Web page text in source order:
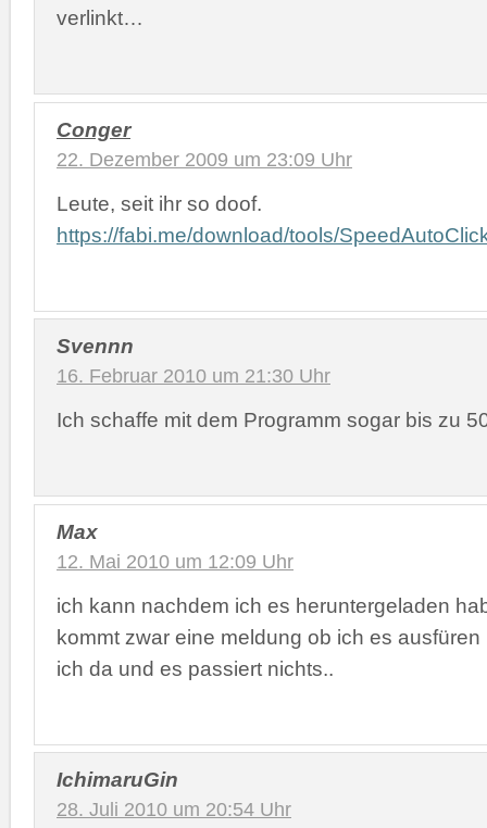
verlinkt…
Conger
22. Dezember 2009 um 23:09 Uhr
Leute, seit ihr so doof.
https://fabi.me/download/tools/
Svennn
16. Februar 2010 um 21:30 Uhr
Ich schaffe mit dem Programm sogar bis zu
Max
12. Mai 2010 um 12:09 Uhr
ich kann nachdem ich es heruntergeladen
kommt zwar eine meldung ob ich es
ich da und es passiert nichts..
IchimaruGin
28. Juli 2010 um 20:54 Uhr